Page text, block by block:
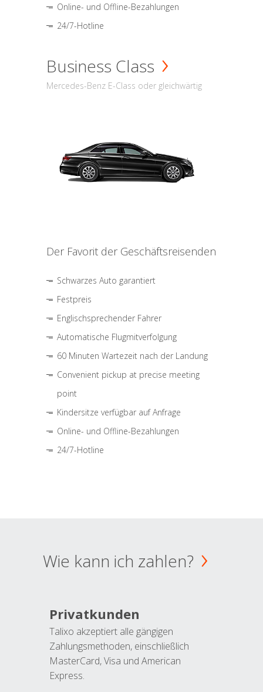
Online- und Offline-Bezahlungen
24/7-Hotline
Business Class
Mercedes-Benz E-Class oder gleichwärtig
Der Favorit der Geschäftsreisenden
Schwarzes Auto garantiert
Festpreis
Englischsprechender Fahrer
Automatische Flugmitverfolgung
60 Minuten Wartezeit nach der Landung
Convenient pickup at precise meeting
point
Kindersitze verfügbar auf Anfrage
Online- und Offline-Bezahlungen
24/7-Hotline
Wie kann ich zahlen?
Privatkunden
Talixo akzeptiert alle gängigen
Zahlungsmethoden, einschließlich
MasterCard, Visa und American
Express.